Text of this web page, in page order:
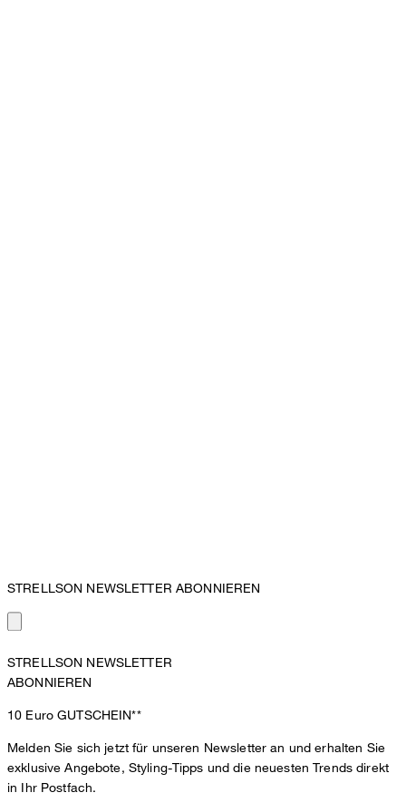
STRELLSON NEWSLETTER ABONNIEREN
STRELLSON NEWSLETTER
ABONNIEREN
10 EuroGUTSCHEIN**
Melden Sie sich jetzt für unseren Newsletter an und erhalten Sie
exklusive Angebote, Styling-Tipps und die neuesten Trends direkt
in Ihr Postfach.